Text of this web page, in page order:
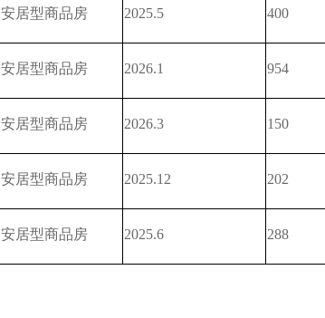
安居型商品房 2025.5 400
安居型商品房 2026.1 954
安居型商品房 2026.3 150
安居型商品房 2025.12 202
安居型商品房 2025.6 288